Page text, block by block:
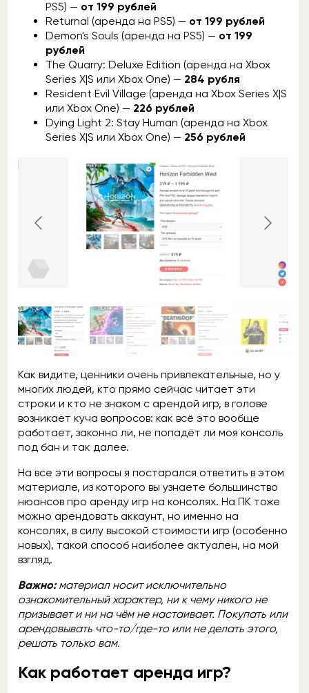
PS5) — от 199 рублей
Returnal (аренда на PS5) — от 199 рублей
Demon's Souls (аренда на PS5) — от 199
рублей
The Quarry: Deluxe Edition (аренда на Xbox
Series X|S или Xbox One) — 284 рубля
Resident Evil Village (аренда на Xbox Series X|S
или Xbox One) — 226 рублей
Dying Light 2: Stay Human (аренда на Xbox
Series X|S или Xbox One) — 256 рублей
Как видите, ценники очень привлекательные, но у
многих людей, кто прямо сейчас читает эти
строки и кто не знаком с арендой игр, в голове
возникает куча вопросов: как всё это вообще
работает, законно ли, не попадёт ли моя консоль
под бан и так далее.
На все эти вопросы я постарался ответить в этом
материале, из которого вы узнаете большинство
нюансов про аренду игр на консолях. На ПК тоже
можно арендовать аккаунт, но именно на
консолях, в силу высокой стоимости игр (особенно
новых), такой способ наиболее актуален, на мой
взгляд.
Важно:материал носит исключительно
ознакомительный характер, ни к чему никого не
призывает и ни на чём не настаивает. Покупать или
арендовывать что-то/где-то или не делать этого,
решать только вам.
Как работает аренда игр?